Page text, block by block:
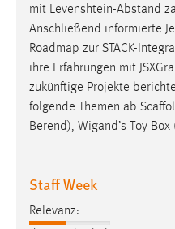
mit Levenshtein-Abstand
Anschließend informierte
Roadmap zur STACK-
ihre Erfahrungen mit
zukünftige Projekte
folgende Themen ab
Berend), Wigand’s Toy Box
Staff Week
Relevanz:
Cookie Laufzeit:
3 Monate
Facebook Pixel
Facebook